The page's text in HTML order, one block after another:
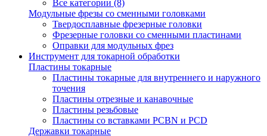
Все категории (8)
Модульные фрезы со сменными головками
Твердосплавные фрезерные головки
Фрезерные головки со сменными пластинами
Оправки для модульных фрез
Инструмент для токарной обработки
Пластины токарные
Пластины токарные для внутреннего и наружного
точения
Пластины отрезные и канавочные
Пластины резьбовые
Пластины со вставками PCBN и PCD
Державки токарные